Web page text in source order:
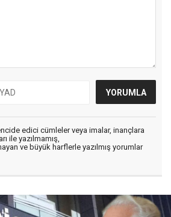
edici cümleler veya imalar, inançlara
ile yazılmamış,
ve büyük harflerle yazılmış yorumlar